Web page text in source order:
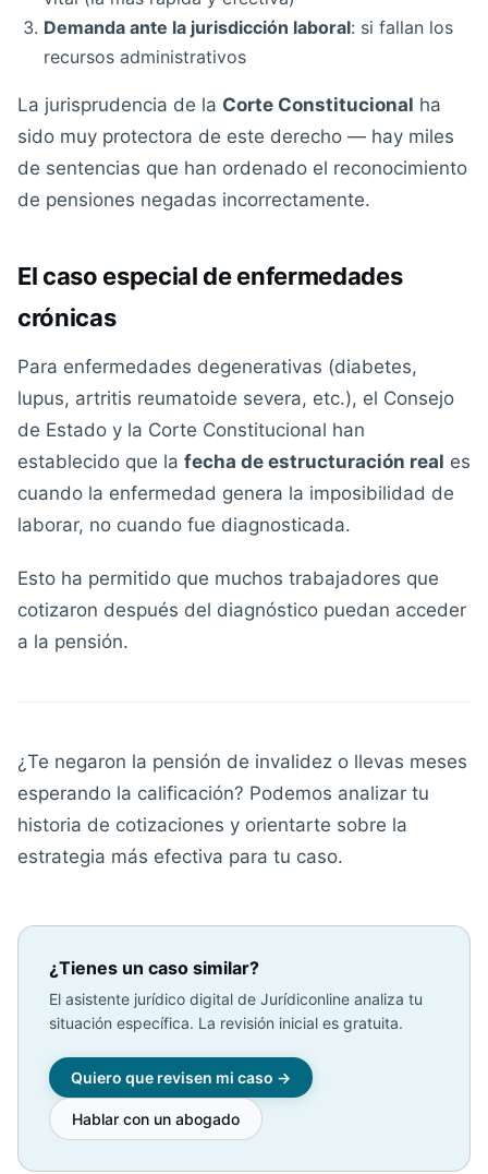
Demanda ante la jurisdicción laboral: si fallan los
recursos administrativos
La jurisprudencia de la Corte Constitucional ha
sido muy protectora de este derecho — hay miles
de sentencias que han ordenado el reconocimiento
de pensiones negadas incorrectamente.
El caso especial de enfermedades
crónicas
Para enfermedades degenerativas (diabetes,
lupus, artritis reumatoide severa, etc.), el Consejo
de Estado y la Corte Constitucional han
establecido que la fecha de estructuración real es
cuando la enfermedad genera la imposibilidad de
laborar, no cuando fue diagnosticada.
Esto ha permitido que muchos trabajadores que
cotizaron después del diagnóstico puedan acceder
a la pensión.
¿Te negaron la pensión de invalidez o llevas meses
esperando la calificación? Podemos analizar tu
historia de cotizaciones y orientarte sobre la
estrategia más efectiva para tu caso.
¿Tienes un caso similar?
El asistente jurídico digital de Jurídiconline analiza tu
situación específica. La revisión inicial es gratuita.
Quiero que revisen mi caso →
Hablar con un abogado